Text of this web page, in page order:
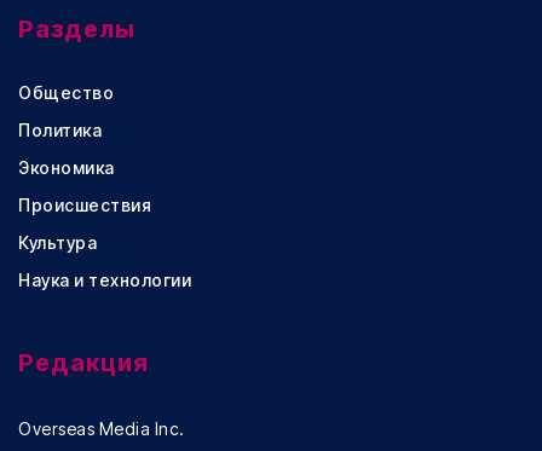
Разделы
Общество
Политика
Экономика
Происшествия
Культура
Наука и технологии
Редакция
Overseas Media Inc.